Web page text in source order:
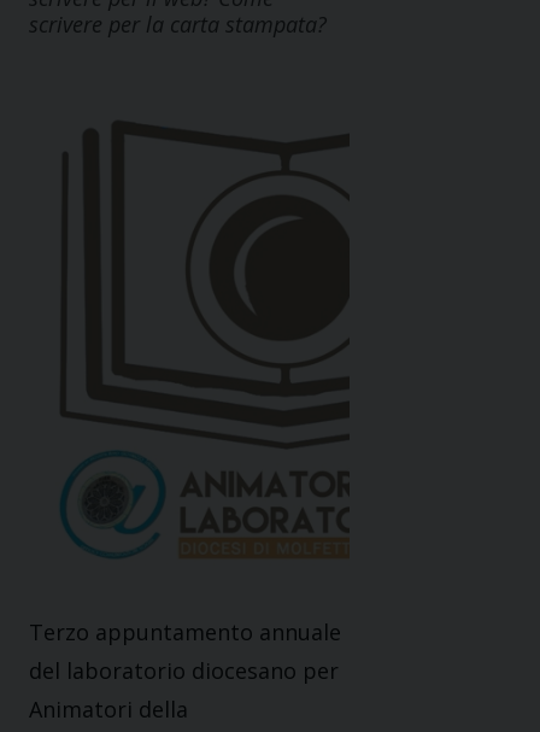
scrivere per la carta stampata?
Terzo appuntamento annuale
del laboratorio diocesano per
Animatori della